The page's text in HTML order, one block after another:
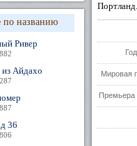
по названию
Ривер
Айдахо
36
Мировая
Премьера